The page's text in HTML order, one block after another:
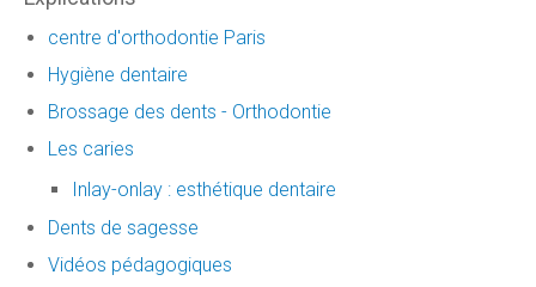
centre d'orthodontie Paris
Hygiène dentaire
Brossage des dents - Orthodontie
Les caries
Inlay-onlay : esthétique dentaire
Dents de sagesse
Vidéos pédagogiques